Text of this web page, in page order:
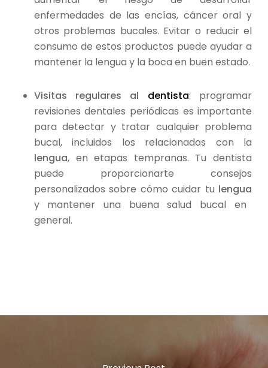
enfermedades de las encías, cáncer oral y
otros problemas bucales. Evitar o reducir el
consumo de estos productos puede ayudar a
mantener la lengua y la boca en buen estado.
Visitas regulares al dentista: programar
revisiones dentales periódicas es importante
para detectar y tratar cualquier problema
bucal, incluidos los relacionados con la
lengua, en etapas tempranas. Tu dentista
puede proporcionarte consejos
personalizados sobre cómo cuidar tu lengua
y mantener una buena salud bucal en
general.